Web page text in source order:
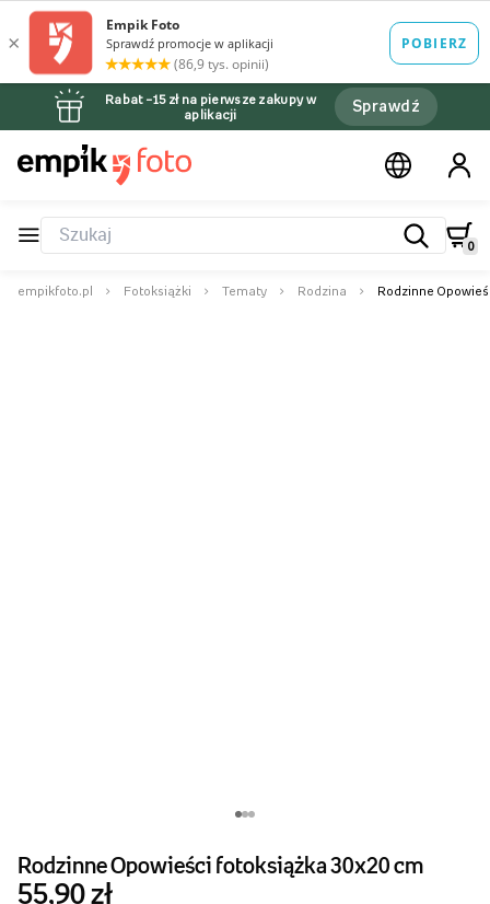
Rabat –15 zł na pierwsze zakupy w
aplikacji
Sprawdź
0
empikfoto.pl Fotoksiążki Tematy Rodzina Rodzinne